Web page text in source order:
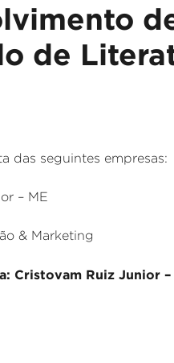
de
das seguintes empresas:
– ME
& Marketing
Cristovam Ruiz Junior